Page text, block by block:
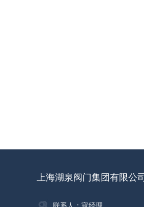
上海湖泉阀门集团有限公司